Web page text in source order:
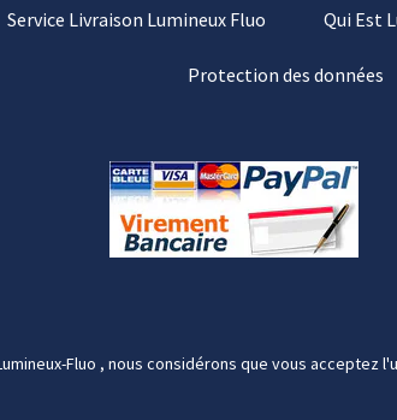
Service Livraison Lumineux Fluo Qui Est
Protection des données
Fluo , nous considérons que vous acceptez